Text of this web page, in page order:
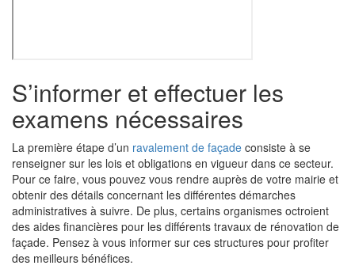
S’informer et effectuer les
examens nécessaires
La première étape d’un ravalement de façade consiste à se
renseigner sur les lois et obligations en vigueur dans ce secteur.
Pour ce faire, vous pouvez vous rendre auprès de votre mairie et
obtenir des détails concernant les différentes démarches
administratives à suivre. De plus, certains organismes octroient
des aides financières pour les différents travaux de rénovation de
façade. Pensez à vous informer sur ces structures pour profiter
des meilleurs bénéfices.